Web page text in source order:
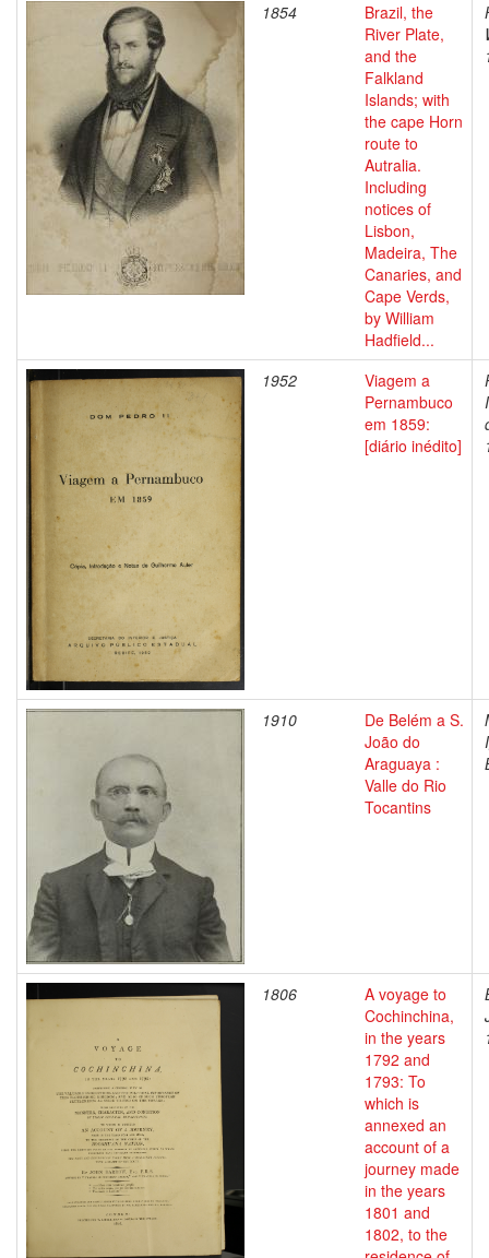
1854
Brazil, the
River Plate,
and the
Falkland
Islands; with
the cape Horn
route to
Autralia.
Including
notices of
Lisbon,
Madeira, The
Canaries, and
Cape Verds,
by William
Hadfield...
1952
Viagem a
Pernambuco
em 1859:
[diário inédito]
1910
De Belém a S.
João do
Araguaya :
Valle do Rio
Tocantins
1806
A voyage to
Cochinchina,
in the years
1792 and
1793: To
which is
annexed an
account of a
journey made
in the years
1801 and
1802, to the